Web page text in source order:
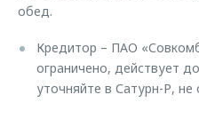
обед.
Кредитор – ПАО
ограничено, действует
уточняйте в Сатурн-Р, не